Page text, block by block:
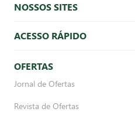
NOSSOS SITES
ACESSO RÁPIDO
OFERTAS
Jornal de Ofertas
Revista de Ofertas